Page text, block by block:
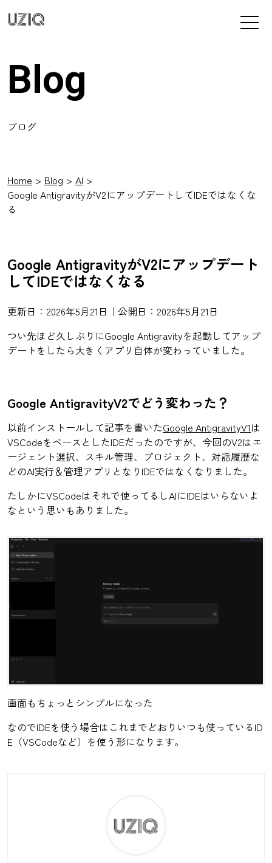
UZIQ
Blog
ブログ
Home Blog
AI
Google AntigravityがV2にアップデートしてIDEではなくな
る
Google AntigravityがV2にアップデート
してIDEではなくなる
更新日：2026年5月21日｜公開日：2026年5月21日
つい先ほど久しぶりにGoogle Antigravityを起動してアップ
デートをしたら大きくアプリ自体が変わっていました。
Google AntigravityV2でどう変わった？
以前インストールして記事を書いたGoogle AntigravityV1は
VSCodeをベースとしたIDEだったのですが、今回のV2はエ
ージェント選択、スキル管理、プロジェクト、対話履歴な
どのAI実行＆管理アプリとなりIDEではなくなりました。
たしかにVSCodeはそれで使ってるしAIにIDEはいらないよ
なという思いもありました。
画面もちょっとシンプルになった
なのでIDEを使う場合はこれまでどおりいつも使っているID
E（VSCodeなど）を使う形になります。